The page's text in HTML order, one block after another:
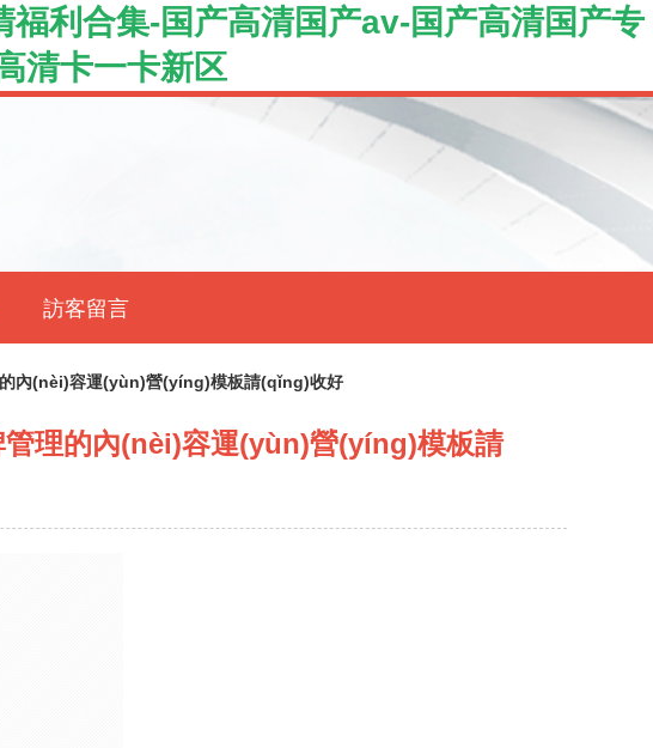
利合集-国产高清国产av-国产高清国产专
清卡一卡新区
訪客留言
內(nèi)容運(yùn)營(yíng)模板請(qǐng)收好
理的內(nèi)容運(yùn)營(yíng)模板請